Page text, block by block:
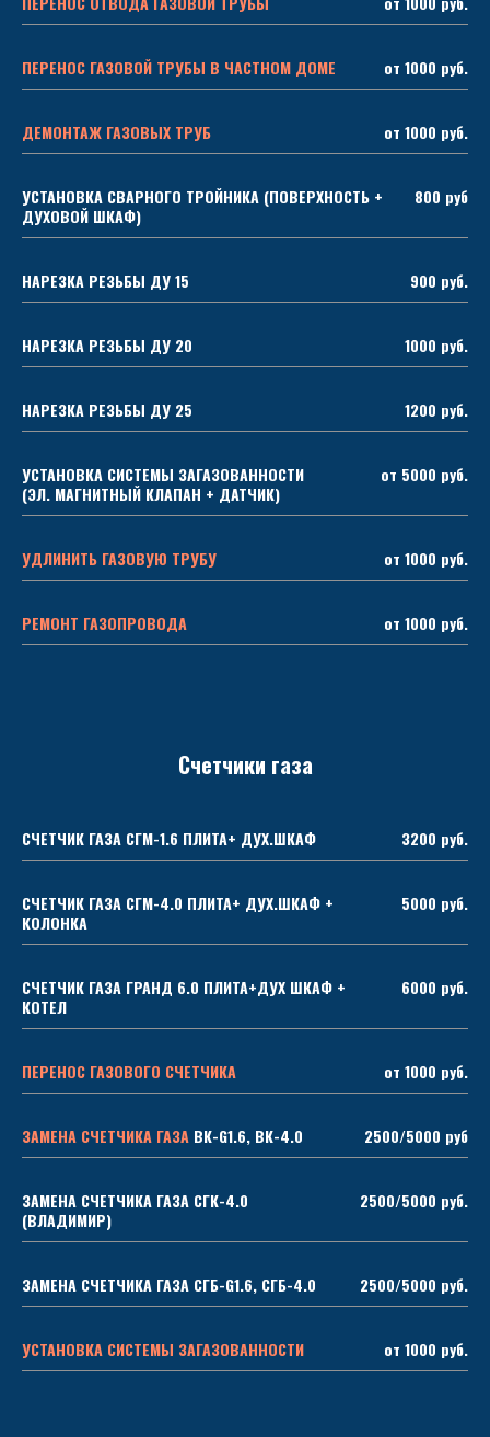
ПЕРЕНОС ГАЗОВОЙ ТРУБЫ В ЧАСТНОМ ДОМЕ от 1000 руб.
ДЕМОНТАЖ ГАЗОВЫХ ТРУБ от 1000 руб.
УСТАНОВКА СВАРНОГО ТРОЙНИКА (ПОВЕРХНОСТЬ +
ДУХОВОЙ ШКАФ)
800 руб
НАРЕЗКА РЕЗЬБЫ ДУ 15 900 руб.
НАРЕЗКА РЕЗЬБЫ ДУ 20 1000 руб.
НАРЕЗКА РЕЗЬБЫ ДУ 25 1200 руб.
УСТАНОВКА СИСТЕМЫ ЗАГАЗОВАННОСТИ
(ЭЛ. МАГНИТНЫЙ КЛАПАН + ДАТЧИК)
от 5000 руб.
УДЛИНИТЬ ГАЗОВУЮ ТРУБУ от 1000 руб.
РЕМОНТ ГАЗОПРОВОДА от 1000 руб.
Счетчики газа
СЧЕТЧИК ГАЗА СГМ-1.6 ПЛИТА+ ДУХ.ШКАФ 3200 руб.
СЧЕТЧИК ГАЗА СГМ-4.0 ПЛИТА+ ДУХ.ШКАФ +
КОЛОНКА
5000 руб.
СЧЕТЧИК ГАЗА ГРАНД 6.0 ПЛИТА+ДУХ ШКАФ +
КОТЕЛ
6000 руб.
ПЕРЕНОС ГАЗОВОГО СЧЕТЧИКА от 1000 руб.
ЗАМЕНА СЧЕТЧИКА ГАЗА ВК-G1.6, ВК-4.0 2500/5000 руб
ЗАМЕНА СЧЕТЧИКА ГАЗА СГК-4.0
(ВЛАДИМИР)
2500/5000 руб.
ЗАМЕНА СЧЕТЧИКА ГАЗА СГБ-G1.6, СГБ-4.0 2500/5000 руб.
УСТАНОВКА СИСТЕМЫ ЗАГАЗОВАННОСТИ от 1000 руб.